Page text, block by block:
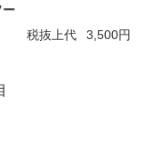
ー
税抜上代
3,500円